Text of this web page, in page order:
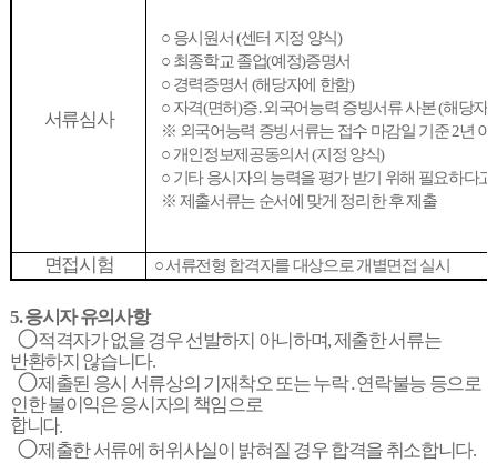
서류심사
○ 응시원서(센터 지정 양식)
○ 최종학교 졸업(예정)증명서
○ 경력증명서 (해당자에 한함)
○ 자격(면허)증․외국어능력 증빙서류 사본(해당자
※ 외국어능력 증빙서류는 접수 마감일 기준2년
○ 개인정보제공동의서(지정 양식)
○ 기타 응시자의 능력을 평가 받기 위해 필요하다
※ 제출서류는 순서에 맞게 정리한 후 제출
면접시험 ○서류전형 합격자를 대상으로 개별면접 실시
5.응시자 유의사항
◯적격자가 없을 경우 선발하지 아니하며,제출한 서류는
반환하지 않습니다.
◯제출된 응시 서류상의 기재착오 또는 누락․연락불능 등으로
인한 불이익은 응시자의 책임으로
합니다.
◯제출한 서류에 허위사실이 밝혀질 경우 합격을 취소합니다.